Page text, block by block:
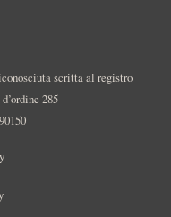
scritta al registro
285